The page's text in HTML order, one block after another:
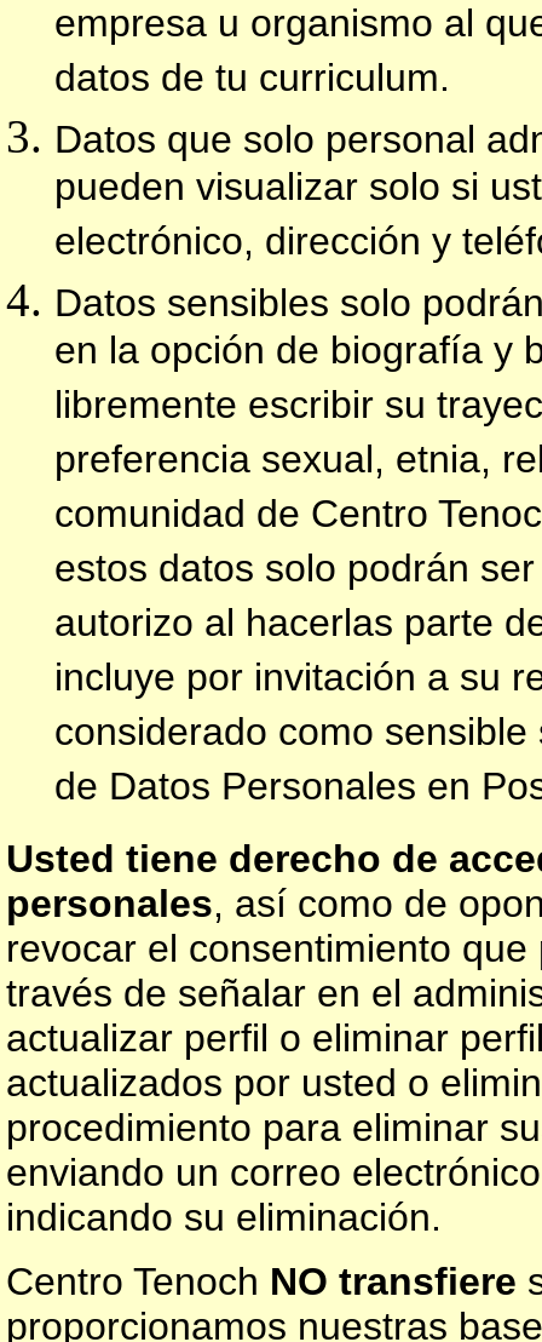
empresa u organismo al
datos de tu curriculum.
Datos que solo personal
pueden visualizar solo si
electrónico, dirección y
Datos sensibles solo
en la opción de biografía y
libremente escribir su
preferencia sexual, etnia,
comunidad de Centro
estos datos solo podrán
autorizo al hacerlas parte
incluye por invitación a su
considerado como
de Datos Personales en
Usted tiene derecho de
personales, así como de
revocar el consentimiento
través de señalar en el
actualizar perfil o eliminar
actualizados por usted o
procedimiento para eliminar
enviando un correo
indicando su eliminación.
Centro Tenoch NO transfiere
proporcionamos nuestras